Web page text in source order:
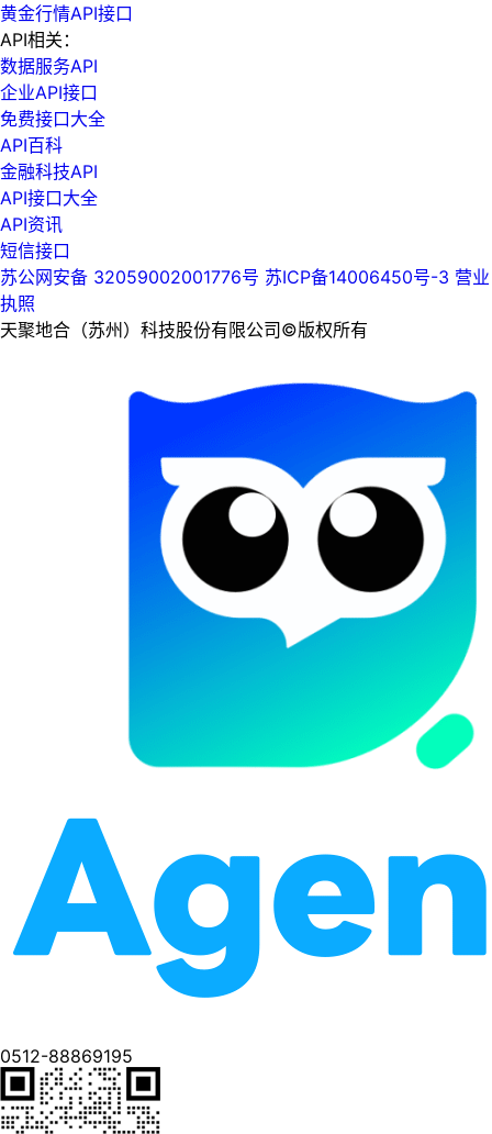
黄金行情API接口
API相关：
数据服务API
企业API接口
免费接口大全
API百科
金融科技API
API接口大全
API资讯
短信接口
苏公网安备 32059002001776号 苏ICP备14006450号-3 营业
执照
天聚地合（苏州）科技股份有限公司©版权所有
0512-88869195